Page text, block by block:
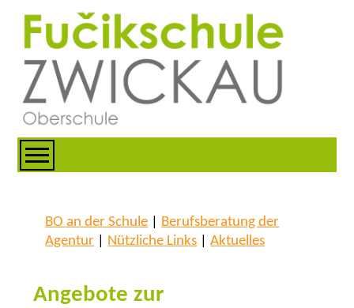
BO an der Schule
Berufsberatung der
Agentur
Nützliche Links |Aktuelles
Angebote zur